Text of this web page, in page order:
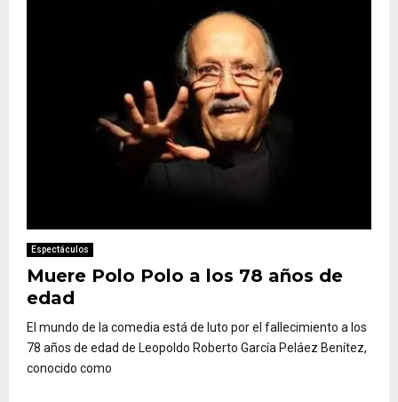
Espectáculos
Muere Polo Polo a los 78 años de
edad
El mundo de la comedia está de luto por el fallecimiento a los
78 años de edad de Leopoldo Roberto García Peláez Benítez,
conocido como